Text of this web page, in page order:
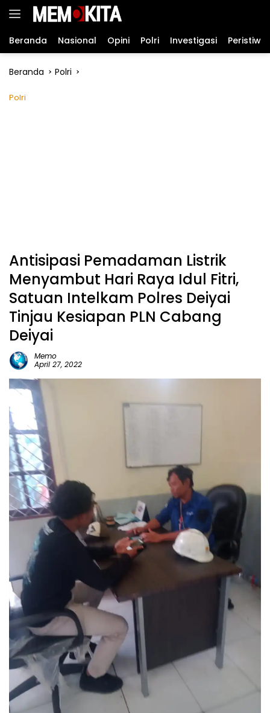
Langsung
Beranda Nasional Opini Polri Investigasi Peristiwa
Beranda Polri
Polri
Antisipasi Pemadaman Listrik
Menyambut Hari Raya Idul Fitri,
Satuan Intelkam Polres Deiyai
Tinjau Kesiapan PLN Cabang
Deiyai
Memo
April 27, 2022